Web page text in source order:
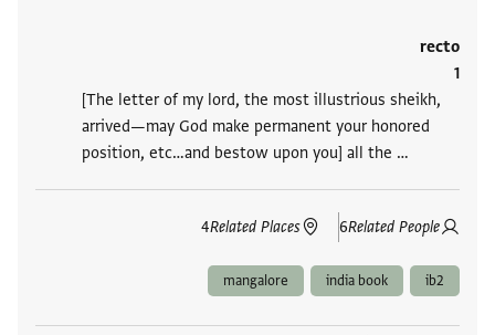
recto
[The letter of my lord, the most illustrious sheikh,
arrived—may God make permanent your honored
position, etc…and bestow upon you] all the ‮…
Related People
6
Related Places
4
ib2
india book
mangalore